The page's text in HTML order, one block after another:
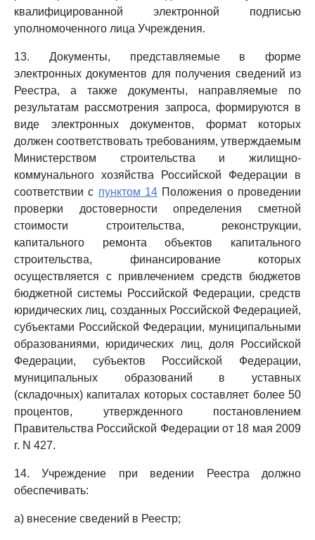
квалифицированной электронной подписью
уполномоченного лица Учреждения.
13. Документы, представляемые в форме
электронных документов для получения сведений из
Реестра, а также документы, направляемые по
результатам рассмотрения запроса, формируются в
виде электронных документов, формат которых
должен соответствовать требованиям, утверждаемым
Министерством строительства и жилищно-
коммунального хозяйства Российской Федерации в
соответствии с пунктом 14 Положения о проведении
проверки достоверности определения сметной
стоимости строительства, реконструкции,
капитального ремонта объектов капитального
строительства, финансирование которых
осуществляется с привлечением средств бюджетов
бюджетной системы Российской Федерации, средств
юридических лиц, созданных Российской Федерацией,
субъектами Российской Федерации, муниципальными
образованиями, юридических лиц, доля Российской
Федерации, субъектов Российской Федерации,
муниципальных образований в уставных
(складочных) капиталах которых составляет более 50
процентов, утвержденного постановлением
Правительства Российской Федерации от 18 мая 2009
г. N 427.
14. Учреждение при ведении Реестра должно
обеспечивать:
а) внесение сведений в Реестр;